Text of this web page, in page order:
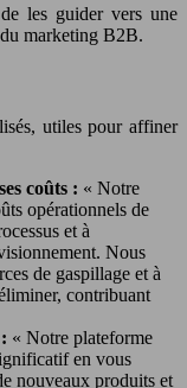
les guider vers une
marketing B2B.
utiles pour affiner
coûts : « Notre
opérationnels de
et à
Nous
de gaspillage et à
contribuant
« Notre plateforme
en vous
nouveaux produits et